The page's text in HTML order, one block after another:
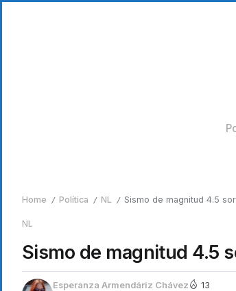
Home / Política / NL / Sismo de magnitud 4.5
NL
Sismo de magnitud 4.5
Esperanza Armendáriz Chávez
13